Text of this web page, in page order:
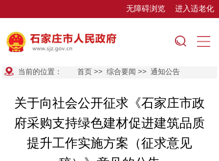
无障碍浏览 进入适老化
当前的位置： 首页 >>综合要闻 >>通知公告
关于向社会公开征求《石家庄市政
府采购支持绿色建材促进建筑品质
提升工作实施方案（征求意见